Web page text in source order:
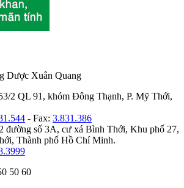
Dược Xuân Quang
2 QL 91, khóm Đông Thạnh, P. Mỹ Thới,
- Fax: 3.831.386
đường số 3A, cư xá Bình Thới, Khu phố 27,
Thành phố Hồ Chí Minh.
50 60